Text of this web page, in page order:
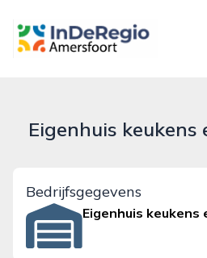
inderegioamersfoort.nl
Eigenhuis keukens
Bedrijfsgegevens
Eigenhuis keukens